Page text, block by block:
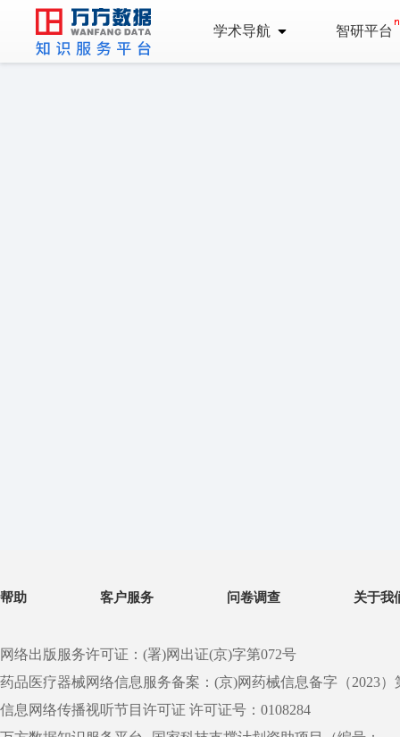
学术导航 智研平台
帮助 客户服务 问卷调查 关于我
网络出版服务许可证：(署)网出证(京)字第072号
药品医疗器械网络信息服务备案：(京)网药械信息备字（2023）
信息网络传播视听节目许可证 许可证号：0108284